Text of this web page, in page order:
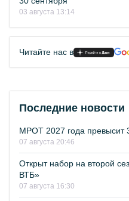
03 августа 13:14
Читайте нас в
Последние новости
МРОТ 2027 года превысит
07 августа 20:46
Открыт набор на второй
ВТБ»
07 августа 16:30